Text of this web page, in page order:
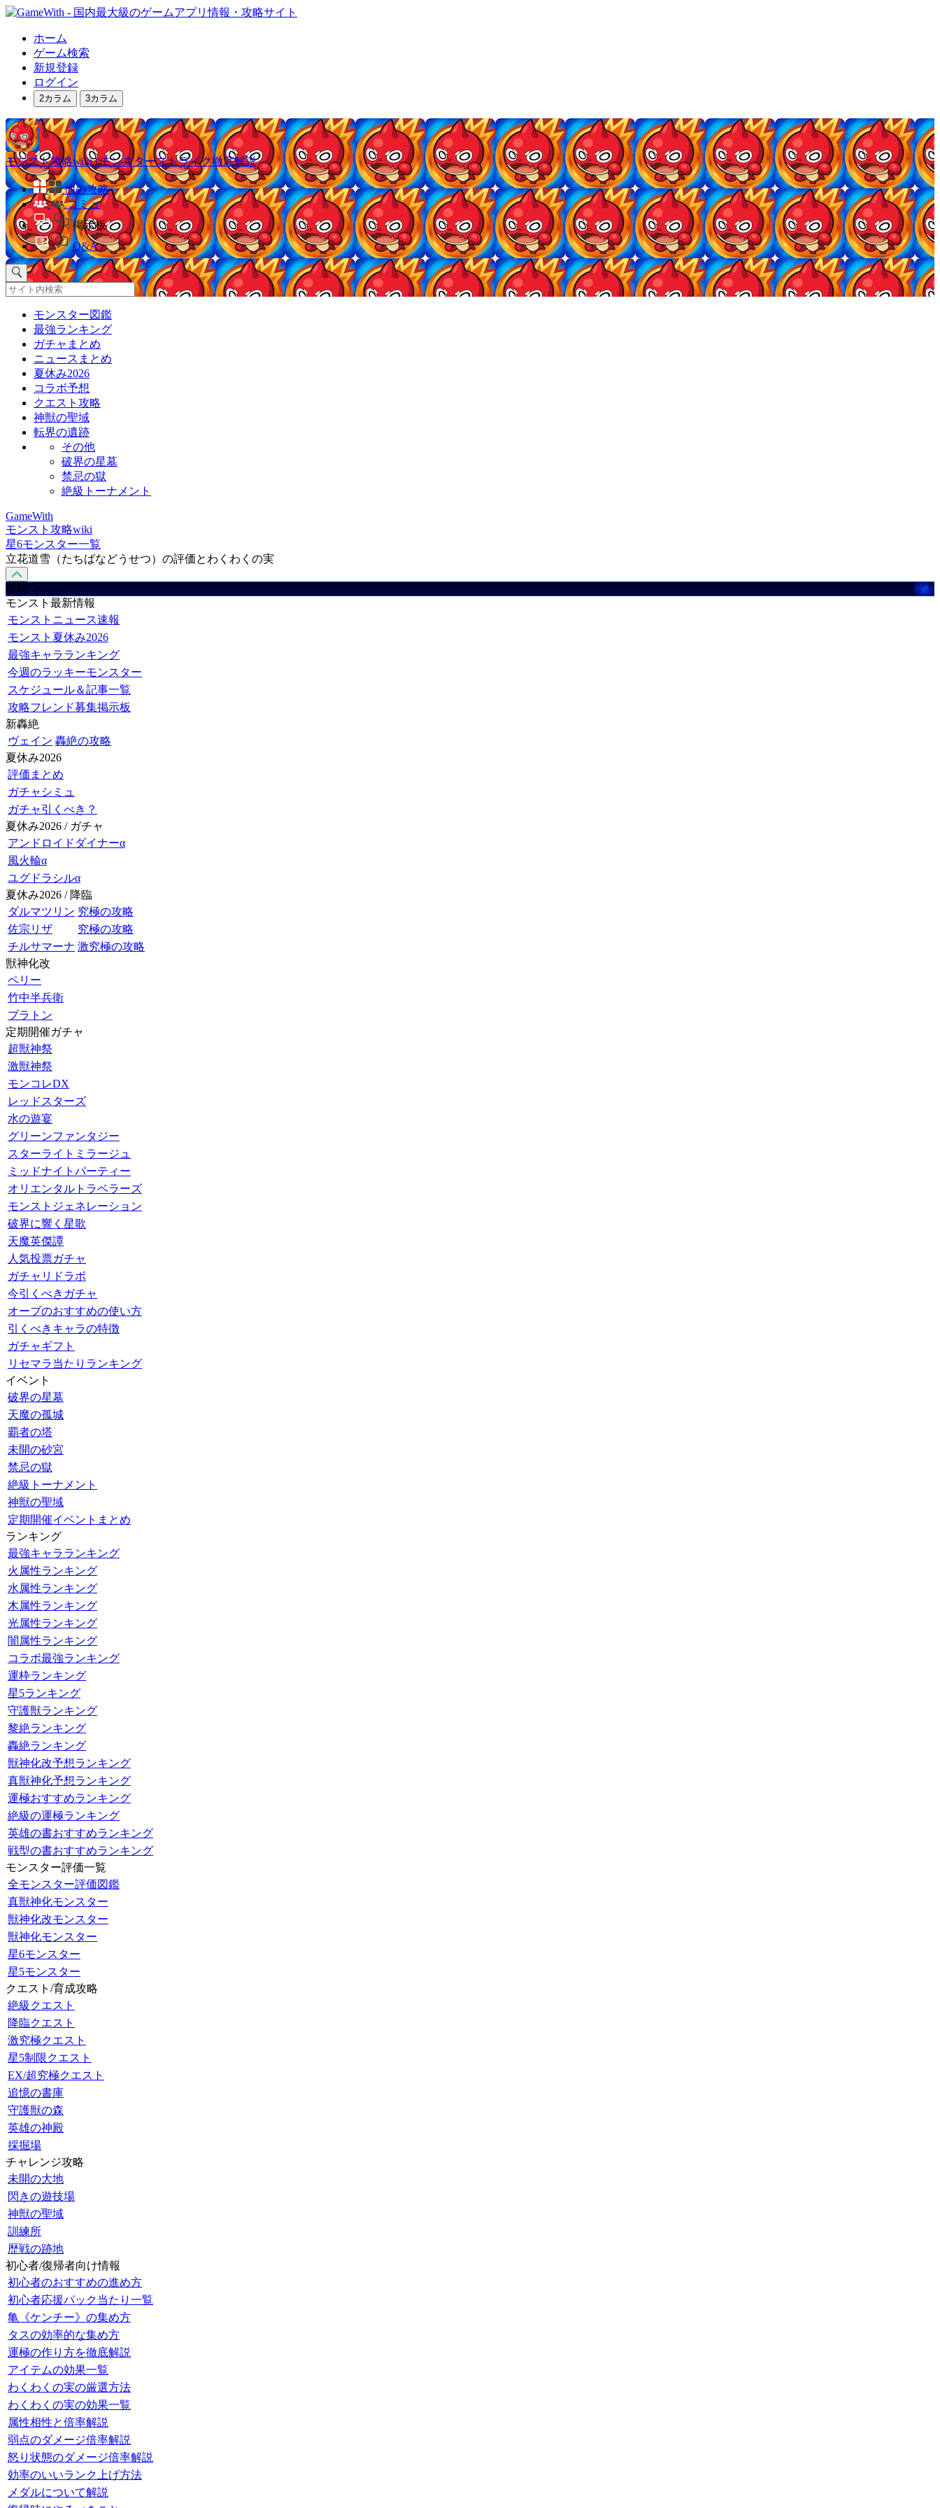
ホーム
ゲーム検索
新規登録
ログイン
2カラム 3カラム
モンスト攻略wiki | モンスターストライク徹底解説
他の攻略
コミュ
掲示板
Q&A
モンスター図鑑
最強ランキング
ガチャまとめ
ニュースまとめ
夏休み2026
コラボ予想
クエスト攻略
神獣の聖域
転界の遺跡
その他
破界の星墓
禁忌の獄
絶級トーナメント
GameWith
モンスト攻略wiki
星6モンスター一覧
立花道雪（たちばなどうせつ）の評価とわくわくの実
攻略 メニュー
モンスト最新情報
モンストニュース速報
モンスト夏休み2026
最強キャラランキング
今週のラッキーモンスター
スケジュール＆記事一覧
攻略フレンド募集掲示板
新轟絶
ヴェイン 轟絶の攻略
夏休み2026
評価まとめ
ガチャシミュ
ガチャ引くべき？
夏休み2026 / ガチャ
アンドロイドダイナーα
風火輪α
ユグドラシルα
夏休み2026 / 降臨
ダルマツリン 究極の攻略
佐宗リザ
究極の攻略
チルサマーナ 激究極の攻略
獣神化改
ペリー
竹中半兵衛
プラトン
定期開催ガチャ
超獣神祭
激獣神祭
モンコレDX
レッドスターズ
水の遊宴
グリーンファンタジー
スターライトミラージュ
ミッドナイトパーティー
オリエンタルトラベラーズ
モンストジェネレーション
破界に響く星歌
天魔英傑譚
人気投票ガチャ
ガチャリドラボ
今引くべきガチャ
オーブのおすすめの使い方
引くべきキャラの特徴
ガチャギフト
リセマラ当たりランキング
イベント
破界の星墓
天魔の孤城
覇者の塔
未開の砂宮
禁忌の獄
絶級トーナメント
神獣の聖域
定期開催イベントまとめ
ランキング
最強キャラランキング
火属性ランキング
水属性ランキング
木属性ランキング
光属性ランキング
闇属性ランキング
コラボ最強ランキング
運枠ランキング
星5ランキング
守護獣ランキング
黎絶ランキング
轟絶ランキング
獣神化改予想ランキング
真獣神化予想ランキング
運極おすすめランキング
絶級の運極ランキング
英雄の書おすすめランキング
戦型の書おすすめランキング
モンスター評価一覧
全モンスター評価図鑑
真獣神化モンスター
獣神化改モンスター
獣神化モンスター
星6モンスター
星5モンスター
クエスト/育成攻略
絶級クエスト
降臨クエスト
激究極クエスト
星5制限クエスト
EX/超究極クエスト
追憶の書庫
守護獣の森
英雄の神殿
採掘場
チャレンジ攻略
未開の大地
閃きの遊技場
神獣の聖域
訓練所
歴戦の跡地
初心者/復帰者向け情報
初心者のおすすめの進め方
初心者応援パック当たり一覧
亀《ケンチー》の集め方
タスの効率的な集め方
運極の作り方を徹底解説
アイテムの効果一覧
わくわくの実の厳選方法
わくわくの実の効果一覧
属性相性と倍率解説
弱点のダメージ倍率解説
怒り状態のダメージ倍率解説
効率のいいランク上げ方法
メダルについて解説